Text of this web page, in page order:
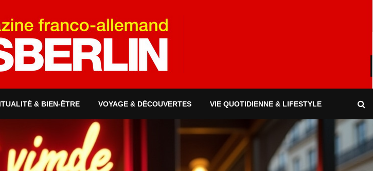
& BIEN-ÊTRE VOYAGE & DÉCOUVERTES VIE QUOTIDIENNE & LIFESTYLE